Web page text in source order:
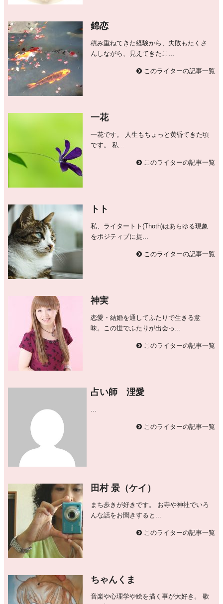
錦恋
積み重ねてきた経験から、失敗もたくさ
んしながら、見えてきたこ...
このライターの記事一覧
一花
一花です。 人生もちょっと黄昏てきた頃
です。 私...
このライターの記事一覧
トト
私、ライタートト(Thoth)はあらゆる現象
をポジティブに捉...
このライターの記事一覧
神実
恋愛・結婚を通してふたりで生きる意
味。この世でふたりが出会っ...
このライターの記事一覧
占い師 浬愛
...
このライターの記事一覧
田村 景（ケイ）
まち歩きが好きです。 お寺や神社でいろ
んな話をお聞きすると...
このライターの記事一覧
ちゃんくま
音楽や心理学や絵を描く事が大好き。 歌